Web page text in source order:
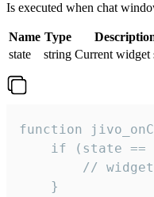
Is executed when chat
Name Type
state
string Current widget
function
if (state ==
//
    }